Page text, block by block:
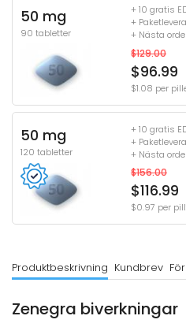
50 mg
90 tabletter
+ 10 gratis
+
+ Nästa
$129.00
$96.99
$1.08 per
50 mg
120 tabletter
+ 10 gratis
+
+ Nästa
$156.00
$116.99
$0.97 per
Produktbeskrivning Kundbrev
Zenegra biverkningar